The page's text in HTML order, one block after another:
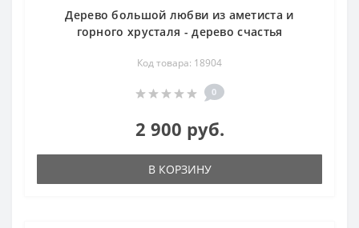
Дерево большой любви из аметиста и
горного хрусталя - дерево счастья
Код товара: 18904
0
2 900 руб.
В КОРЗИНУ